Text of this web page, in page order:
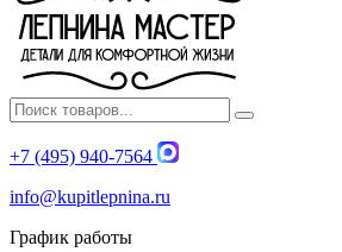
+7 (495) 940-7564
info@kupitlepnina.ru
График работы